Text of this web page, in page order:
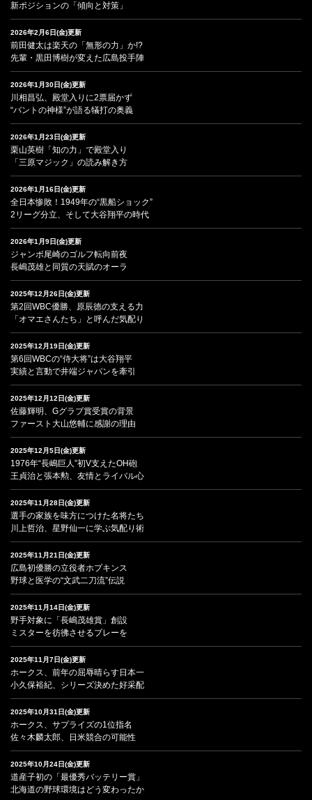
新ポジションの「傾向と対策」
2026年2月6日(金)更新
前田健太は楽天の「無形の力」か!?
先輩・黒田博樹が変えた広島投手陣
2026年1月30日(金)更新
川相昌弘、殿堂入りに2票届かず
“バントの神様”が語る犠打の奥義
2026年1月23日(金)更新
栗山英樹「知の力」で殿堂入り
「三原マジック」の読み解き方
2026年1月16日(金)更新
全日本惨敗！1949年の“黒船ショック”
2リーグ分立、そして大谷翔平の時代
2026年1月9日(金)更新
ジャンボ尾崎のゴルフ転向前夜
長嶋茂雄と同質の天賦のオーラ
2025年12月26日(金)更新
第2回WBC優勝、原辰徳の支える力
「オマエさんたち」と呼んだ気配り
2025年12月19日(金)更新
第6回WBCの“侍大将”は大谷翔平
実績と言動で井端ジャパンを牽引
2025年12月12日(金)更新
佐藤輝明、Gグラブ賞受賞の背景
ファースト大山悠輔に感謝の理由
2025年12月5日(金)更新
1976年“長嶋巨人”初V支えたOH砲
王貞治と張本勲、友情とライバル心
2025年11月28日(金)更新
選手の家族を味方につけた名将たち
川上哲治、星野仙一に学ぶ気配り術
2025年11月21日(金)更新
広島初優勝の立役者ホプキンス
野球と医学の“文武二刀流”伝説
2025年11月14日(金)更新
野手対象に「長嶋茂雄賞」創設
ミスターを彷彿させるプレーを
2025年11月7日(金)更新
ホークス、前年の屈辱晴らす日本一
小久保裕紀、シリーズ決めた好采配
2025年10月31日(金)更新
ホークス、サプライズの1位指名
佐々木麟太郎、日米競合の可能性
2025年10月24日(金)更新
道産子初の「最優秀バッテリー賞」
北海道の野球環境はどう変わったか